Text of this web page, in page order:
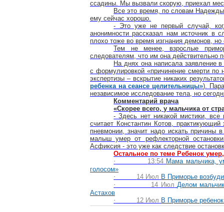
ссадины. Мы вызвали скорую, приехал
Все это время, по словам
ему сейчас хорошо.
- Это уже не первый случай,
анонимности рассказал нам источник
плохо тоже во время изгнания демонов,
Тем не менее, взрослые
следователям, что им она действительно
На днях она написала заявление
с формулировкой «причинение смерти по
экспертизы – вскрытие никаких
ребенка на сеансе целительницы»).
независимое исследование тела, но
Комментарий врача
«Скорее всего, у мальчика от
- Здесь нет никакой мистики,
считает Константин Котов,
пневмонии, значит надо искать причины
малыш умер от рефлекторной
Асфиксия - это уже как следствие
Остальное по теме Ребенок
·
13:54 Мама мальчика,
голосом»
·
14 Июл В Приморье
·
14 Июл Делом
Астахов
·
12 Июл В Приморье